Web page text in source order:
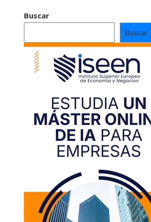
Buscar
Buscar